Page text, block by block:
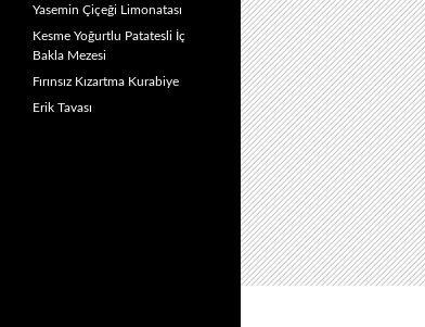
Yasemin Çiçeği Limonatası
Kesme Yoğurtlu Patatesli İç
Bakla Mezesi
Fırınsız Kızartma Kurabiye
Erik Tavası